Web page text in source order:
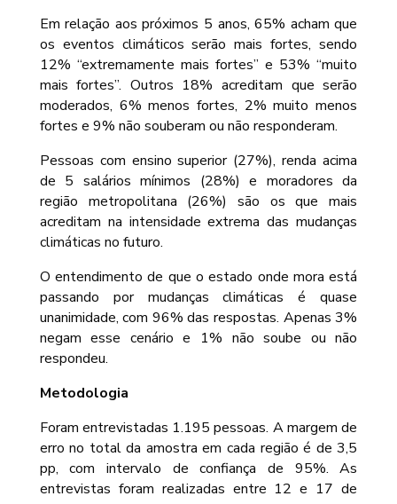
Em relação aos próximos 5 anos, 65% acham que
os eventos climáticos serão mais fortes, sendo
12% “extremamente mais fortes” e 53% “muito
mais fortes”. Outros 18% acreditam que serão
moderados, 6% menos fortes, 2% muito menos
fortes e 9% não souberam ou não responderam.
Pessoas com ensino superior (27%), renda acima
de 5 salários mínimos (28%) e moradores da
região metropolitana (26%) são os que mais
acreditam na intensidade extrema das mudanças
climáticas no futuro.
O entendimento de que o estado onde mora está
passando por mudanças climáticas é quase
unanimidade, com 96% das respostas. Apenas 3%
negam esse cenário e 1% não soube ou não
respondeu.
Metodologia
Foram entrevistadas 1.195 pessoas. A margem de
erro no total da amostra em cada região é de 3,5
pp, com intervalo de confiança de 95%. As
entrevistas foram realizadas entre 12 e 17 de